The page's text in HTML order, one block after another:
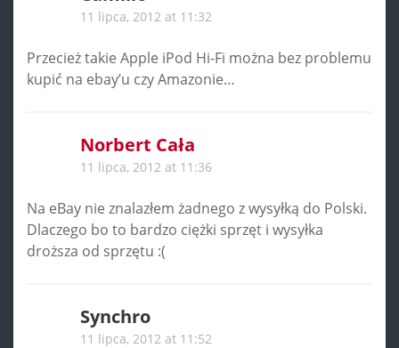
11 lipca, 2012 at 11:32
Przecież takie Apple iPod Hi-Fi można bez problemu
kupić na ebay’u czy Amazonie…
Norbert Cała
11 lipca, 2012 at 11:36
Na eBay nie znalazłem żadnego z wysyłką do Polski.
Dlaczego bo to bardzo ciężki sprzęt i wysyłka
droższa od sprzętu :(
Synchro
11 lipca, 2012 at 11:52